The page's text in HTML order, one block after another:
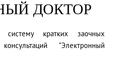
ДОКТОР
кратких заочных
консультаций "Электронный